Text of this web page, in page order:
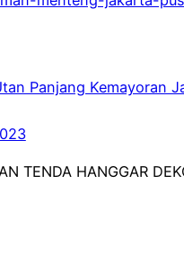
Panjang Kemayoran
TENDA HANGGAR